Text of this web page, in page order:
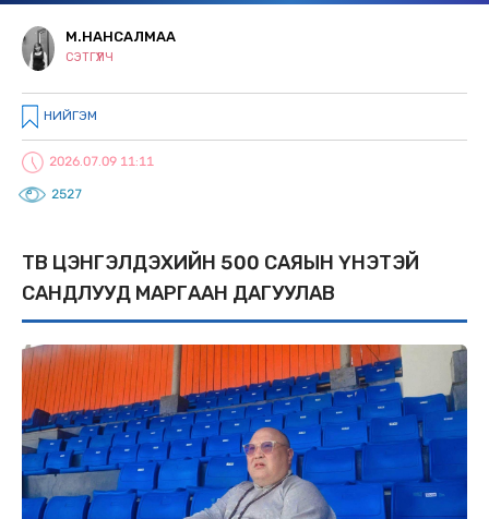
М.НАНСАЛМАА
СЭТГҮҮЛЧ
НИЙГЭМ
2026.07.09 11:11
2527
ТӨВ ЦЭНГЭЛДЭХИЙН 500 САЯЫН ҮНЭТЭЙ
САНДЛУУД МАРГААН ДАГУУЛАВ